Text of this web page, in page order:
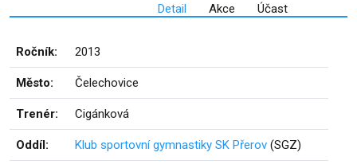
Detail Akce Účast
Ročník: 2013
Město: Čelechovice
Trenér: Cigánková
Oddíl: Klub sportovní gymnastiky SK Přerov (SGZ)